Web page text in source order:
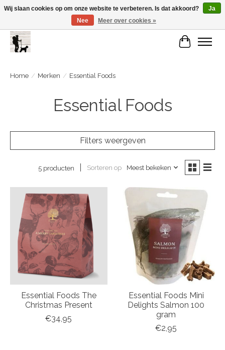
De Link..... Alles op maat voor je beste kameraard!
Home / Merken / Essential Foods
Essential Foods
Filters weergeven
5 producten Sorteren op Meest bekeken
Essential Foods The
Christmas Present
€34,95
Essential Foods Mini
Delights Salmon 100
gram
€2,95
Wij slaan cookies op om onze website te verbeteren. Is dat akkoord?
Ja
Nee
Meer over cookies »